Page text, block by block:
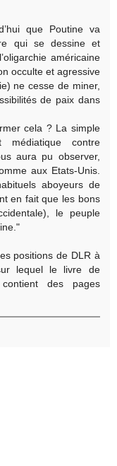
que Poutine va
qui se dessine et
américaine
occulte et agressive
ne cesse de miner,
de paix dans
cela ? La simple
médiatique contre
aura pu observer,
aux Etats-Unis.
aboyeurs de
en fait que les bons
le peuple
positions de DLR à
lequel le livre de
des pages